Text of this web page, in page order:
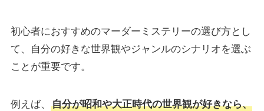
初心者におすすめのマーダーミステリーの選び方とし
て、自分の好きな世界観やジャンルのシナリオを選ぶ
ことが重要です。
例えば、
自分が昭和や大正時代の世界観が好きなら、